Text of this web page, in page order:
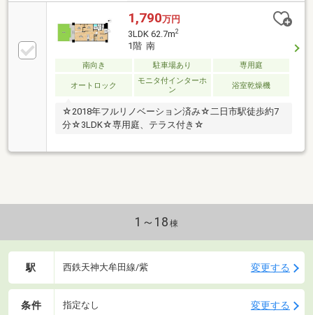
1,790万円
3LDK 62.7m2
1階 南
南向き 駐車場あり 専用庭
オートロック
モニタ付インターホ
ン
浴室乾燥機
☆2018年フルリノベーション済み☆二日市駅徒歩約7
分☆3LDK☆専用庭、テラス付き☆
1～18 棟
駅 西鉄天神大牟田線/紫 変更する
条件 指定なし 変更する